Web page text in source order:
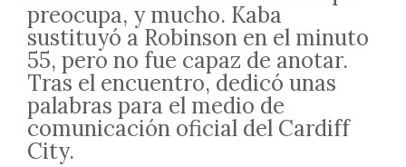
preocupa, y mucho. Kaba
sustituyó a Robinson en el minuto
55, pero no fue capaz de anotar.
Tras el encuentro, dedicó unas
palabras para el medio de
comunicación oficial del Cardiff
City.